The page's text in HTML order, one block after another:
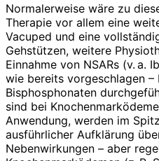
Normalerweise wäre zu
Therapie vor allem eine
Vacuped und eine
Gehstützen, weitere
Einnahme von NSARs (v. a.
wie bereits vorgeschlagen –
Bisphosphonaten
sind bei
Anwendung, werden im
ausführlicher Aufklärung
Nebenwirkungen – aber